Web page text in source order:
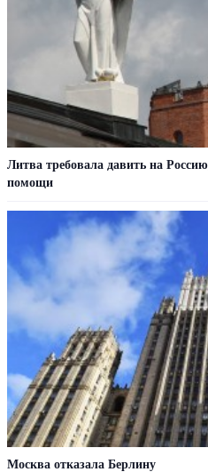
Литва требовала давить на
помощи
Москва отказала Берлину